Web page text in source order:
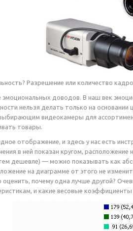
Разрешение или количество
доводов. В наш век
нельзя делать только на
видеокамеры для
товары.
отображение, и здесь у нас есть
в ней показан кругом,
дешевле) — можно показывать как
на диаграмме от этого не
почему одна лучше другой?
и какие весовые коэффициенты